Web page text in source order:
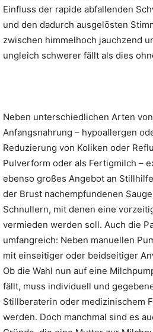
Einfluss der rapide abfallenden
und den dadurch ausgelösten
zwischen himmelhoch jauchzend
ungleich schwerer fällt als dies
Neben unterschiedlichen Arten
Anfangsnahrung – hypoallergen
Reduzierung von Koliken oder
Pulverform oder als Fertigmilch –
ebenso großes Angebot an
der Brust nachempfundenen
Schnullern, mit denen eine
vermieden werden soll. Auch die
umfangreich: Neben manuellen
mit einseitiger oder beidseitiger
Ob die Wahl nun auf eine
fällt, muss individuell und
Stillberaterin oder medizinischem
werden. Doch manchmal sind es